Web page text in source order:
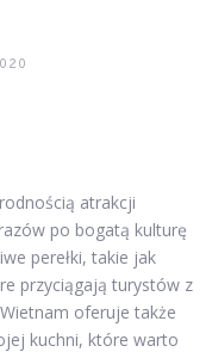
atrakcji
po bogatą kulturę
perełki, takie jak
przyciągają turystów z
oferuje także
kuchni, które warto